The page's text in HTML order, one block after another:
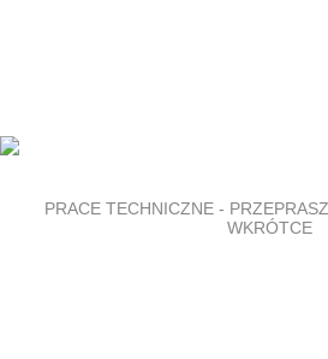
PRACE TECHNICZNE -
WKRÓTCE